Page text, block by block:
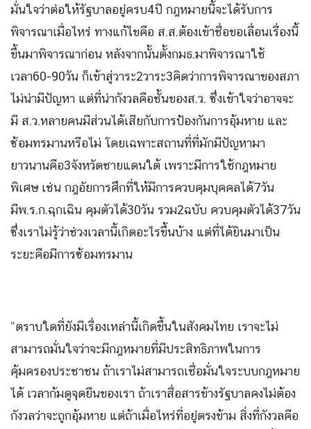
มั่นใจว่าต่อให้รัฐบาลอยู่ครบ4ปี กฎหมายนี้จะได้รับการ
พิจารณาเมื่อไหร่ ทางแก้ไขคือ ส.ส.ต้องเข้าชื่อขอเลื่อนเรื่องนี้
ขึ้นมาพิจารณาก่อน หลังจากนั้นตั้งกมธ.มาพิจารณาใช้
เวลา60-90วัน ก็เข้าสู่วาระ2วาระ3คิดว่าการพิจารณาของสภา
ไม่น่ามีปัญหา แต่ที่น่ากังวลคือชั้นของส.ว. ซึ่งเข้าใจว่าอาจจะ
มี ส.ว.หลายคนมีส่วนได้เสียกับการป้องกันการอุ้มหาย และ
ซ้อมทรมานหรือไม่ โดยเฉพาะสถานที่ที่มักมีปัญหามา
ยาวนานคือ3จังหวัดชายแดนใต้ เพราะมีการใช้กฎหมาย
พิเศษ เช่น กฎอัยการศึกที่ให้มีการควบคุมบุคคลได้7วัน
มีพ.ร.ก.ฉุกเฉิน คุมตัวได้30วัน รวม2ฉบับ ควบคุมตัวได้37วัน
ซึ่งเราไม่รู้ว่าช่วงเวลานี้เกิดอะไรขึ้นบ้าง แต่ที่ได้ยินมาเป็น
ระยะคือมีการซ้อมทรมาน
“ตราบใดที่ยังมีเรื่องเหล่านี้เกิดขึ้นในสังคมไทย เราจะไม่
สามารถมั่นใจว่าจะมีกฎหมายที่มีประสิทธิภาพในการ
คุ้มครองประชาชน ถ้าเราไม่สามารถเชื่อมั่นใจระบบกฎหมาย
ได้ เวลาก้มดูจุดยืนของเรา ถ้าเราสื่อสารข้างรัฐบาลคงไม่ต้อง
กังวลว่าจะถูกอุ้มหาย แต่ถ้าเมื่อไหร่ที่อยู่ตรงข้าม สิ่งที่กังวลคือ